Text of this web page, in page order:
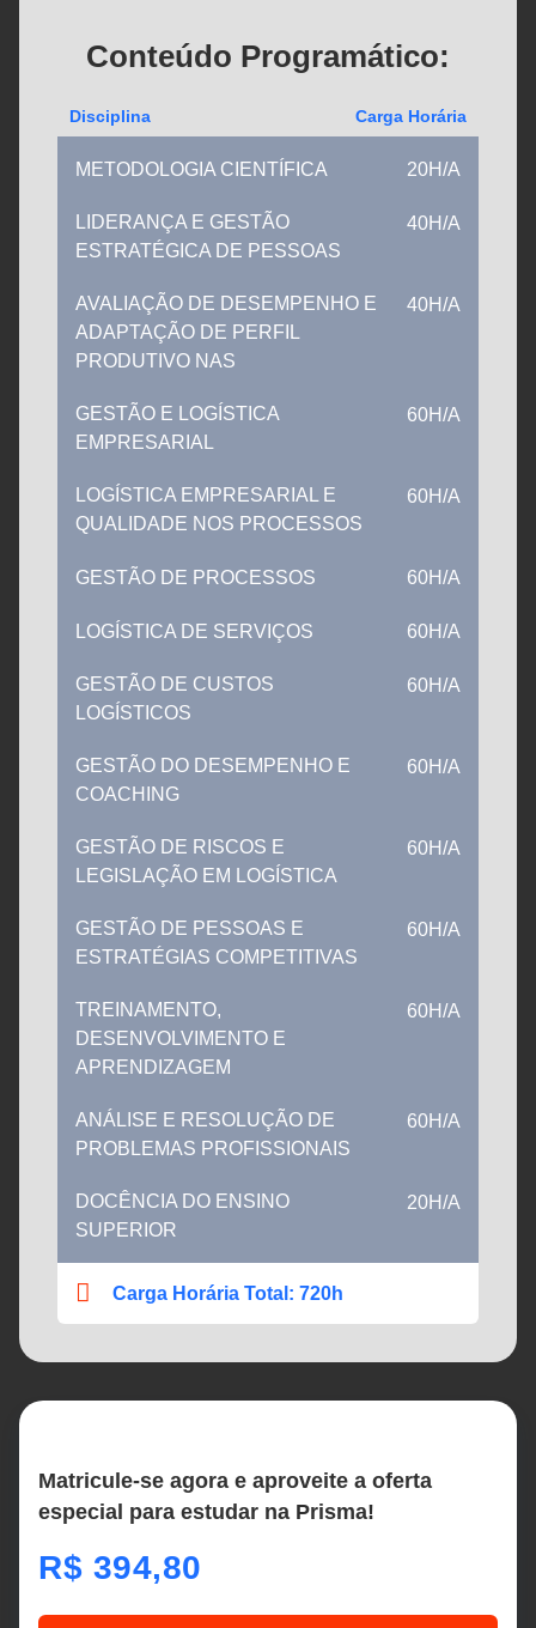
Conteúdo Programático:
Disciplina Carga Horária
METODOLOGIA CIENTÍFICA 20H/A
LIDERANÇA E GESTÃO
ESTRATÉGICA DE PESSOAS
40H/A
AVALIAÇÃO DE DESEMPENHO E
ADAPTAÇÃO DE PERFIL
PRODUTIVO NAS
40H/A
GESTÃO E LOGÍSTICA
EMPRESARIAL
60H/A
LOGÍSTICA EMPRESARIAL E
QUALIDADE NOS PROCESSOS
60H/A
GESTÃO DE PROCESSOS 60H/A
LOGÍSTICA DE SERVIÇOS 60H/A
GESTÃO DE CUSTOS
LOGÍSTICOS
60H/A
GESTÃO DO DESEMPENHO E
COACHING
60H/A
GESTÃO DE RISCOS E
LEGISLAÇÃO EM LOGÍSTICA
60H/A
GESTÃO DE PESSOAS E
ESTRATÉGIAS COMPETITIVAS
60H/A
TREINAMENTO,
DESENVOLVIMENTO E
APRENDIZAGEM
60H/A
ANÁLISE E RESOLUÇÃO DE
PROBLEMAS PROFISSIONAIS
60H/A
DOCÊNCIA DO ENSINO
SUPERIOR
20H/A
Carga Horária Total: 720h
Matricule-se agora e aproveite a oferta
especial para estudar na Prisma!
R$ 394,80